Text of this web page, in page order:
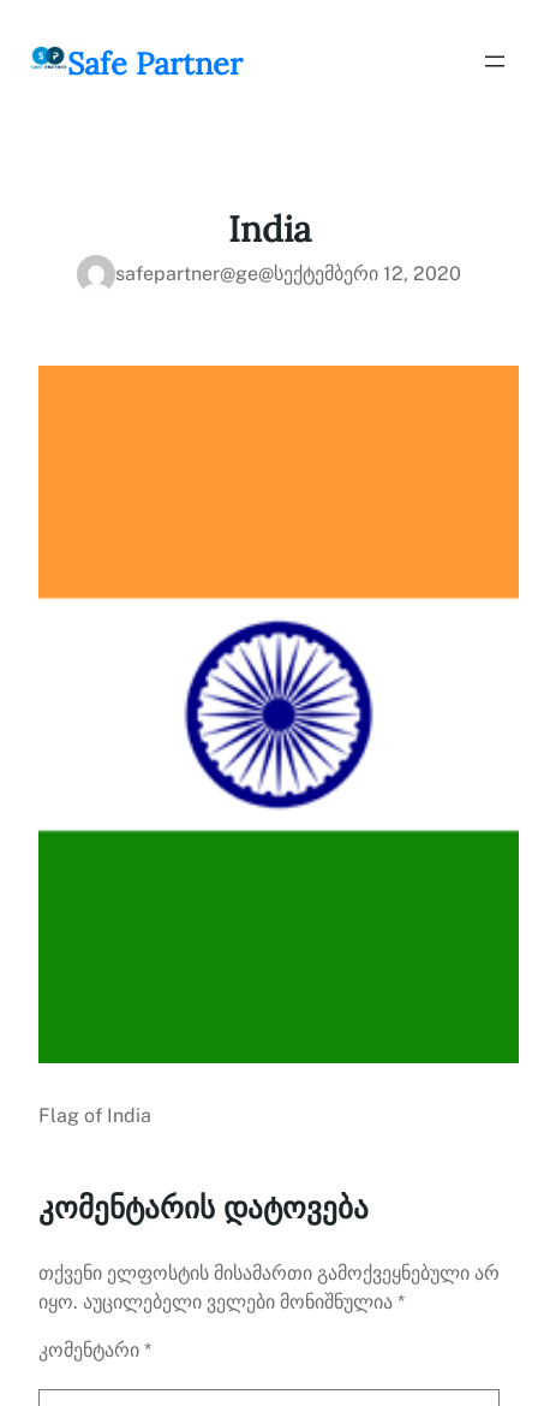
გადასვლაSafe Partner
India
safepartner@ge@სექტემბერი 12, 2020
Flag of India
კომენტარის დატოვება
თქვენი ელფოსტის მისამართი გამოქვეყნებული არ
იყო. აუცილებელი ველები მონიშნულია *
კომენტარი *